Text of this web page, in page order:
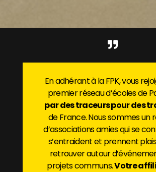
En adhérant à la FPK, vous
premier réseau d’écoles de
par des traceurs pour des
de France. Nous sommes un
d’associations amies qui se
s’entraident et prennent
retrouver autour
projets communs.Votre